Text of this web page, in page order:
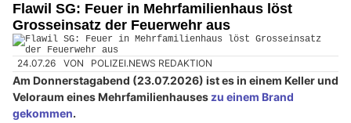
Flawil SG: Feuer in Mehrfamilienhaus löst
Grosseinsatz der Feuerwehr aus
24.07.26 VON POLIZEI.NEWS REDAKTION
Am Donnerstagabend (23.07.2026) ist es in einem Keller und
Veloraum eines Mehrfamilienhauses zu einem Brand
gekommen.